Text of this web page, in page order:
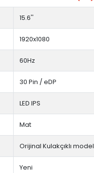
15.6''
1920x1080
60Hz
30 Pin / eDP
LED IPS
Mat
Orijinal Kulakçıklı model
Yeni